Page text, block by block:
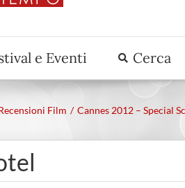
e Eventi Cerca
Film Cannes 2012 – Special